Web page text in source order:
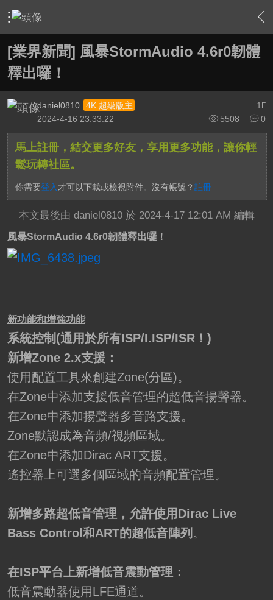
› 家庭劇院 › 擴大機討論區 › 內容
[業界新聞] 風暴StormAudio 4.6r0韌體
釋出囉！
1 F
daniel0810
4K 超級版主
5508
0
2024-4-16 23:33:22
馬上註冊，結交更多好友，享用更多功能，讓你輕
鬆玩轉社區。
你需要登入 才可以下載或檢視附件。沒有帳號？ 註冊
本文最後由 daniel0810 於 2024-4-17 12:01 AM 編輯
風暴StormAudio 4.6r0韌體釋出囉！
新功能和增強功能
系統控制(通用於所有ISP/I.ISP/ISR！)
新增Zone 2.x支援：
使用配置工具來創建Zone(分區)。
在Zone中添加支援低音管理的超低音揚聲器。
在Zone中添加揚聲器多音路支援。
Zone默認成為音頻/視頻區域。
在Zone中添加Dirac ART支援。
遙控器上可選多個區域的音頻配置管理。
新增多路超低音管理，允許使用Dirac Live
Bass Control和ART的超低音陣列 。
在ISP平台上新增低音震動管理：
低音震動器使用LFE通道。